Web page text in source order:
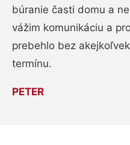
búranie časti domu a
vážim komunikáciu a
prebehlo bez
termínu.
PETER